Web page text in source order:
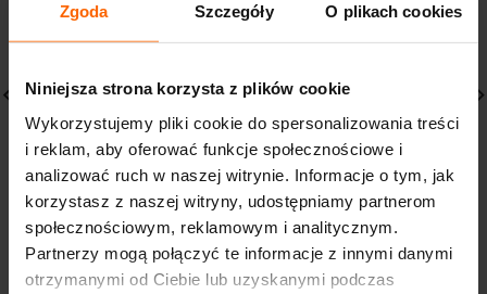
Zgoda Szczegóły O plikach cookies
Niniejsza strona korzysta z plików cookie
Wykorzystujemy pliki cookie do spersonalizowania treści
i reklam, aby oferować funkcje społecznościowe i
analizować ruch w naszej witrynie. Informacje o tym, jak
korzystasz z naszej witryny, udostępniamy partnerom
społecznościowym, reklamowym i analitycznym.
Partnerzy mogą połączyć te informacje z innymi danymi
otrzymanymi od Ciebie lub uzyskanymi podczas
IWOSTIN HYDRO
SENSITIA AKTYWATOR
NAWILŻENIA 50 ML
LA ROCHE POSAY LIPIKAR
BALSAM AP+M atopia
skóry twarzy i ciała 400
ML
150,75zł